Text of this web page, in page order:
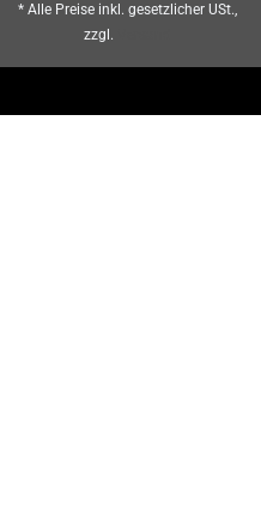
* Alle Preise inkl. gesetzlicher USt.,
zzgl.